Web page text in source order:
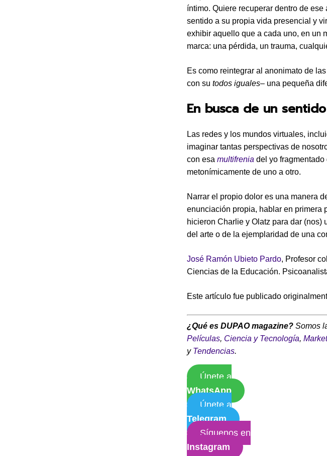
íntimo. Quiere recuperar dentro de
sentido a su propia vida presencial y
exhibir aquello que a cada uno, en un
marca: una pérdida, un trauma,
Es como reintegrar al anonimato de
con su todos iguales– una pequeña
En busca de un sentido
Las redes y los mundos virtuales,
imaginar tantas perspectivas de
con esa multifrenia del yo
metonímicamente de uno a otro.
Narrar el propio dolor es una manera
enunciación propia, hablar en primera
hicieron Charlie y Olatz para dar (nos)
del arte o de la ejemplaridad de una
José Ramón Ubieto Pardo, Profesor
Ciencias de la Educación.
Este artículo fue publicado
¿Qué es DUPAO magazine? Somos
Películas, Ciencia y Tecnología,
y Tendencias.
Únete a
WhatsApp
Únete a
Telegram
Síguenos en
Instagram